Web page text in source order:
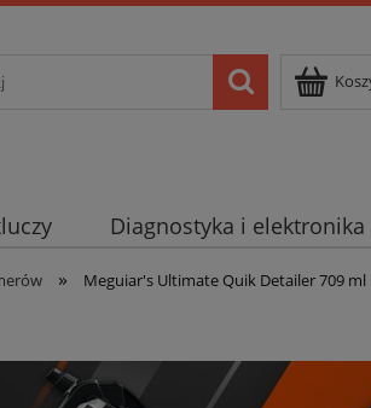
Diagnostyka i
» Meguiar's Ultimate Quik Detailer 709 ml